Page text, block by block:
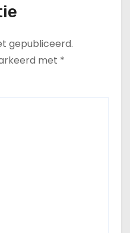
gepubliceerd.
met *